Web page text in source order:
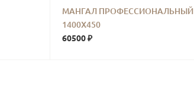
МАНГАЛ ПРОФЕССИОНАЛЬНЫЙ
1400Х450
60500 ₽